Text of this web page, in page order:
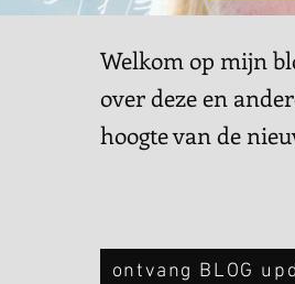
Welkom op mijn
over deze en
hoogte van de
ontvang BLOG